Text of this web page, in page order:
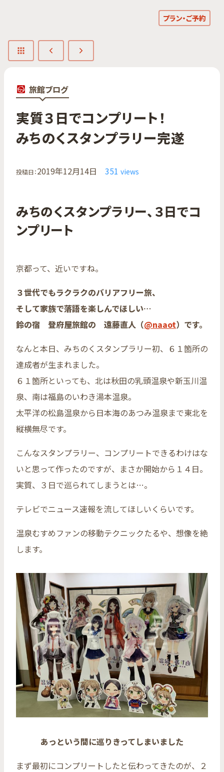
プラン・ご予約
旅館ブログ
実質３日で​コンプリート！​
みちのく​スタンプラリー完遂
投稿日：2019年12月14日 351 views
みちのくスタンプラリー、３日でコ
ンプリート
京都って、近いですね。
３世代でもラクラクのバリアフリー旅、
そして家族で落語を楽しんでほしい…
鈴の宿 登府屋旅館の 遠藤直人（@naaot）です。
なんと本日、みちのくスタンプラリー初、６１箇所の
達成者が生まれました。
６１箇所といっても、北は秋田の乳頭温泉や新玉川温
泉、南は福島のいわき湯本温泉。
太平洋の松島温泉から日本海のあつみ温泉まで東北を
縦横無尽です。
こんなスタンプラリー、コンプリートできるわけはな
いと思って作ったのですが、まさか開始から１４日。
実質、３日で巡られてしまうとは…。
テレビでニュース速報を流してほしいくらいです。
温泉むすめファンの移動テクニックたるや、想像を絶
します。
あっという間に巡りきってしまいました
まず最初にコンプリートしたと伝わってきたのが、２